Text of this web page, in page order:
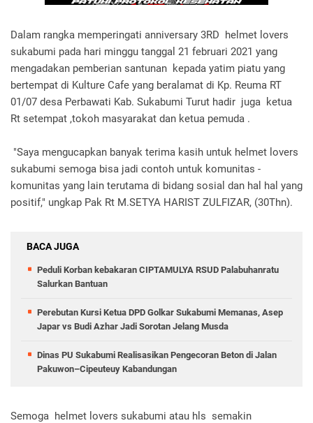
Dalam rangka memperingati anniversary 3RD helmet lovers
sukabumi pada hari minggu tanggal 21 februari 2021 yang
mengadakan pemberian santunan kepada yatim piatu yang
bertempat di Kulture Cafe yang beralamat di Kp. Reuma RT
01/07 desa Perbawati Kab. Sukabumi Turut hadir juga ketua
Rt setempat ,tokoh masyarakat dan ketua pemuda .
"Saya mengucapkan banyak terima kasih untuk helmet lovers
sukabumi semoga bisa jadi contoh untuk komunitas -
komunitas yang lain terutama di bidang sosial dan hal hal yang
positif," ungkap Pak Rt M.SETYA HARIST ZULFIZAR, (30Thn).
BACA JUGA
Peduli Korban kebakaran CIPTAMULYA RSUD Palabuhanratu
Salurkan Bantuan
Perebutan Kursi Ketua DPD Golkar Sukabumi Memanas, Asep
Japar vs Budi Azhar Jadi Sorotan Jelang Musda
Dinas PU Sukabumi Realisasikan Pengecoran Beton di Jalan
Pakuwon–Cipeuteuy Kabandungan
Semoga helmet lovers sukabumi atau hls semakin